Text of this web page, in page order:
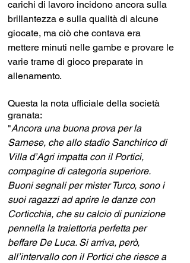
carichi di lavoro incidono ancora sulla
brillantezza e sulla qualità di alcune
giocate, ma ciò che contava era
mettere minuti nelle gambe e provare le
varie trame di gioco preparate in
allenamento.
Questa la nota ufficiale della società
granata:
"Ancora una buona prova per la
Sarnese, che allo stadio Sanchirico di
Villa d’Agri impatta con il Portici,
compagine di categoria superiore.
Buoni segnali per mister Turco, sono i
suoi ragazzi ad aprire le danze con
Corticchia, che su calcio di punizione
pennella la traiettoria perfetta per
beffare De Luca. Si arriva, però,
all’intervallo con il Portici che riesce a